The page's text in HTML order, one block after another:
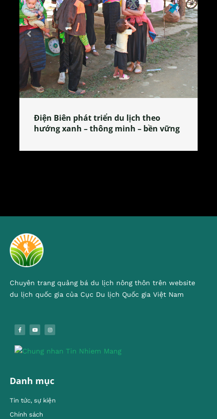
Làng làm bánh tẻ Phú Nhi – nơi lan
tỏa đặc sản xứ Đoài
Chuyên trang quảng bá du lịch nông thôn trên website
du lịch quốc gia của Cục Du lịch Quốc gia Việt Nam
Danh mục
Tin tức, sự kiện
Chính sách